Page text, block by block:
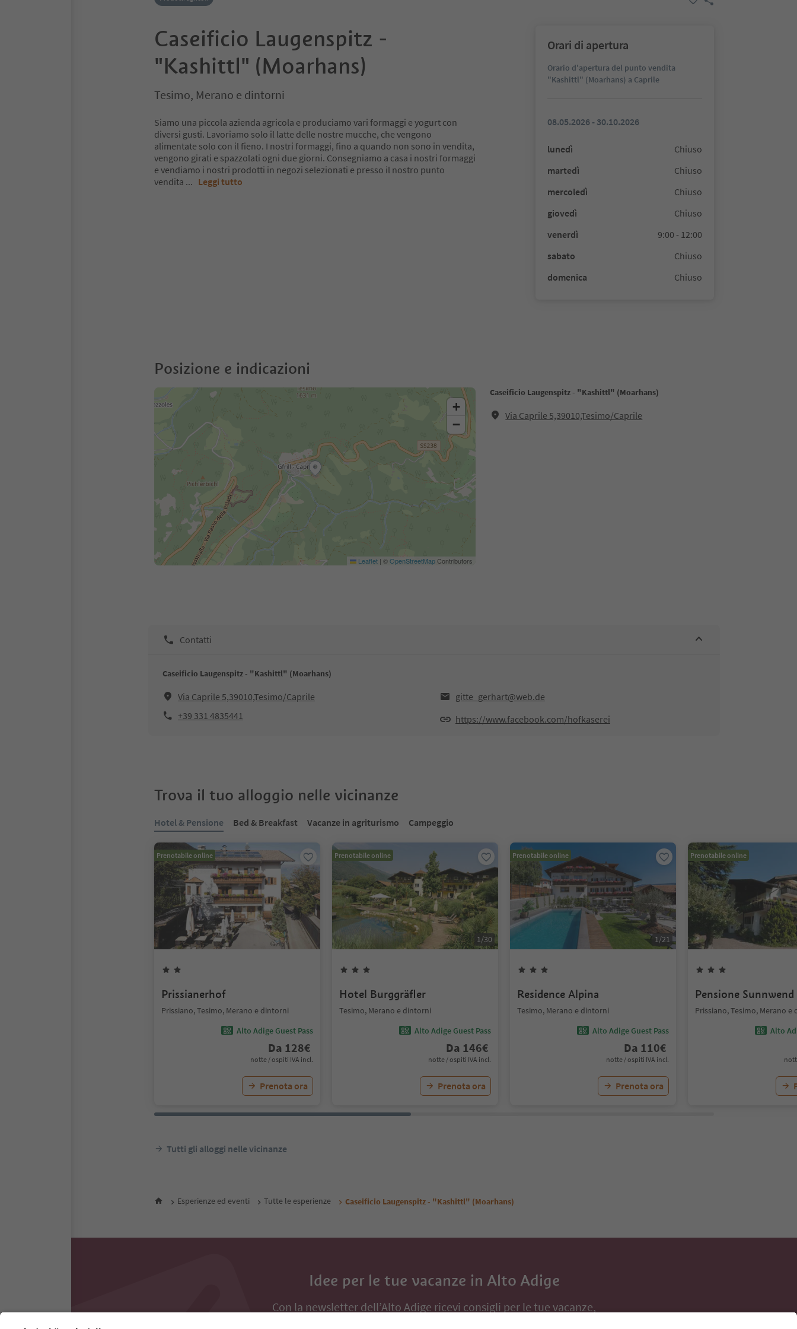
Caseificio Laugenspitz -
"Kashittl" (Moarhans)
Tesimo, Merano e dintorni
Siamo una piccola azienda agricola e produciamo vari formaggi e yogurt con
diversi gusti. Lavoriamo solo il latte delle nostre mucche, che vengono
alimentate solo con il fieno. I nostri formaggi, fino a quando non sono in vendita,
vengono girati e spazzolati ogni due giorni. Consegniamo a casa i nostri formaggi
e vendiamo i nostri prodotti in negozi selezionati e presso il nostro punto
vendita ... Leggi tutto
Orari di apertura
Orario d'apertura del punto vendita
"Kashittl" (Moarhans) a Caprile
08.05.2026 - 30.10.2026
lunedì
Chiuso
martedì
Chiuso
mercoledì
Chiuso
giovedì
Chiuso
venerdì
9:00 - 12:00
sabato
Chiuso
domenica
Chiuso
Posizione e indicazioni
Caseificio Laugenspitz - "Kashittl" (Moarhans)
Via Caprile 5,39010,Tesimo/Caprile
+
−
Leaflet | ©OpenStreetMapContributors
Contatti
Caseificio Laugenspitz - "Kashittl" (Moarhans)
Via Caprile 5,39010,Tesimo/Caprile
gitte_gerhart@web.de
+39 331 4835441
https://www.facebook.com/hofkaserei
Trova il tuo alloggio nelle vicinanze
Hotel & Pensione Bed & Breakfast Vacanze in agriturismo Campeggio
Prenotabile online
Prissianerhof
Prissiano, Tesimo, Merano e dintorni
Alto Adige Guest Pass
Da 128€
notte / ospiti IVA incl.
Prenota ora
Prenotabile online
1/30
Hotel Burggräfler
Tesimo, Merano e dintorni
Alto Adige Guest Pass
Da 146€
notte / ospiti IVA incl.
Prenota ora
Prenotabile online
1/21
Residence Alpina
Tesimo, Merano e dintorni
Alto Adige Guest Pass
Da 110€
notte / ospiti IVA incl.
Prenota ora
Prenotabile online
Pensione Sunnwend
Prissiano, Tesimo, Merano
Alto
Tutti gli alloggi nelle vicinanze
Esperienze ed eventi Tutte le esperienze Caseificio Laugenspitz - "Kashittl" (Moarhans)
Idee per le tue vacanze in Alto Adige
Con la newsletter dell’Alto Adige ricevi consigli per le tue vacanze,